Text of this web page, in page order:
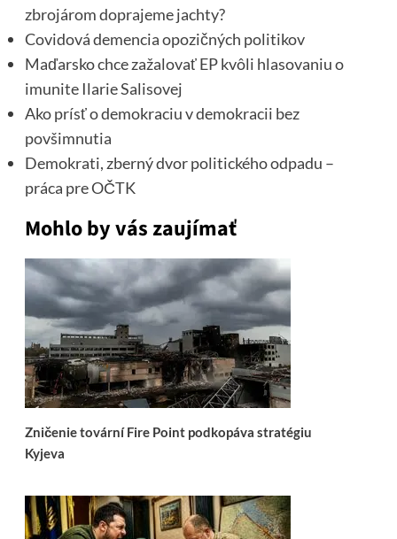
zbrojárom doprajeme jachty?
Covidová demencia opozičných politikov
Maďarsko chce zažalovať EP kvôli hlasovaniu o
imunite Ilarie Salisovej
Ako prísť o demokraciu v demokracii bez
povšimnutia
Demokrati, zberný dvor politického odpadu –
práca pre OČTK
Mohlo by vás zaujímať
Zničenie tovární Fire Point podkopáva stratégiu
Kyjeva